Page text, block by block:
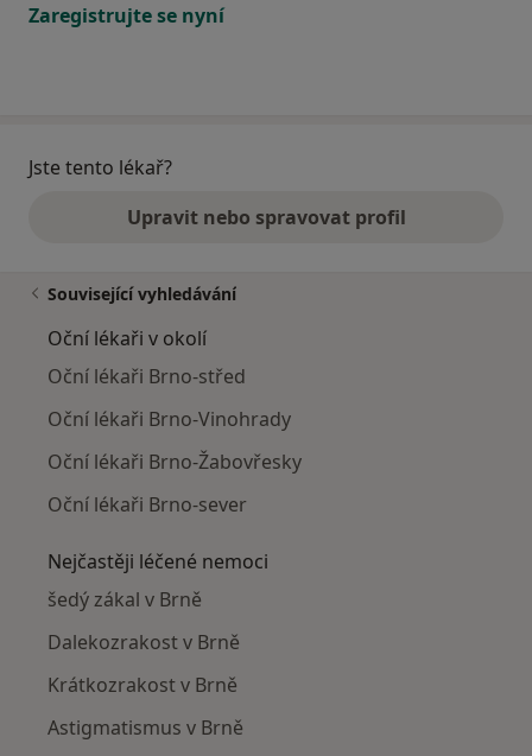
Zaregistrujte se nyní
Jste tento lékař?
Upravit nebo spravovat profil
Související vyhledávání
Oční lékaři v okolí
Oční lékaři Brno-střed
Oční lékaři Brno-Vinohrady
Oční lékaři Brno-Žabovřesky
Oční lékaři Brno-sever
Nejčastěji léčené nemoci
šedý zákal v Brně
Dalekozrakost v Brně
Krátkozrakost v Brně
Astigmatismus v Brně